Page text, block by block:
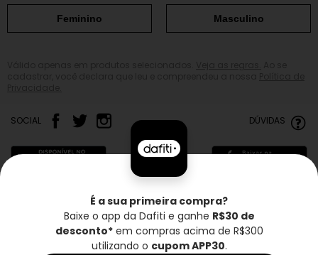
Feminino Masculino
SOCIAL DÚVIDAS
Frete grátis* Troca grátis Entrega rápida
É a sua primeira compra?
Baixe o app da Dafiti e ganhe R$30 de
desconto*em compras acima de R$300
utilizando o cupom APP30.